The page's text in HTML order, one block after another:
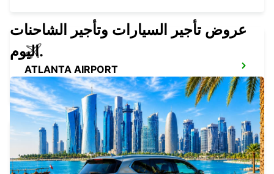
ATLANTA AIRPORT
ATLANTA - UNITED STATES OF AMERICA
ORLANDO AIRPORT
عروض تأجير السيارات وتأجير الشاحنات
اليوم.